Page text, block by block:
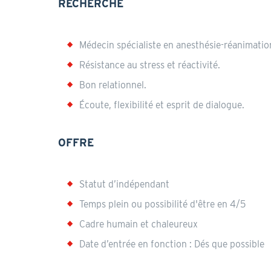
Annonce
RECHERCHE
Médecin spécialiste en anesthésie-
Résistance au stress et réactivité.
Bon relationnel.
Écoute, flexibilité et esprit de dialogue.
OFFRE
Statut d’indépendant
Temps plein ou possibilité d'être en 4/5
Cadre humain et chaleureux
Date d’entrée en fonction : Dés que possible